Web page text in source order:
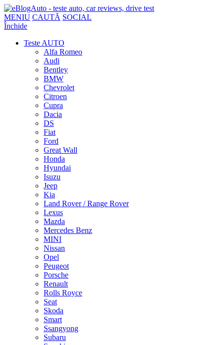
MENIU CAUTĂ SOCIAL
Închide
Teste AUTO
Alfa Romeo
Audi
Bentley
BMW
Chevrolet
Citroen
Cupra
Dacia
DS
Fiat
Ford
Great Wall
Honda
Hyundai
Isuzu
Jeep
Kia
Land Rover / Range Rover
Lexus
Mazda
Mercedes Benz
MINI
Nissan
Opel
Peugeot
Porsche
Renault
Rolls Royce
Seat
Skoda
Smart
Ssangyong
Subaru